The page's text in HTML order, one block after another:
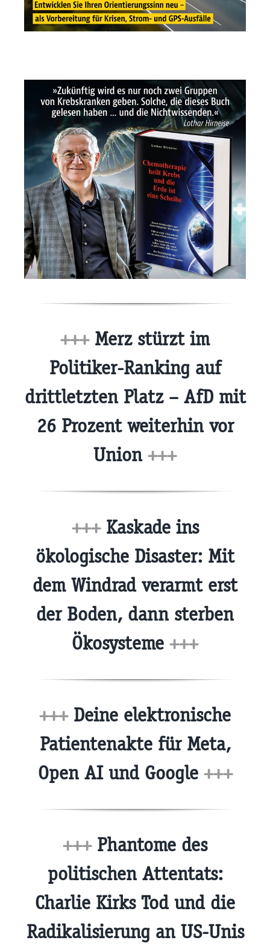
+++Merz stürzt im
Politiker-Ranking auf
drittletzten Platz – AfD mit
26 Prozent weiterhin vor
Union +++
+++Kaskade ins
ökologische Disaster: Mit
dem Windrad verarmt erst
der Boden, dann sterben
Ökosysteme +++
+++Deine elektronische
Patientenakte für Meta,
Open AI und Google +++
+++Phantome des
politischen Attentats:
Charlie Kirks Tod und die
Radikalisierung an US-Unis